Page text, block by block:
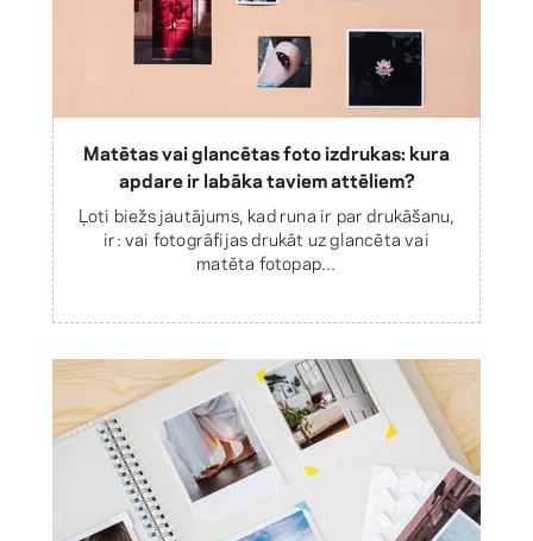
Matētas vai glancētas foto izdrukas: kura
apdare ir labāka taviem attēliem?
Ļoti biežs jautājums, kad runa ir par drukāšanu,
ir: vai fotogrāfijas drukāt uz glancēta vai
matēta fotopap...